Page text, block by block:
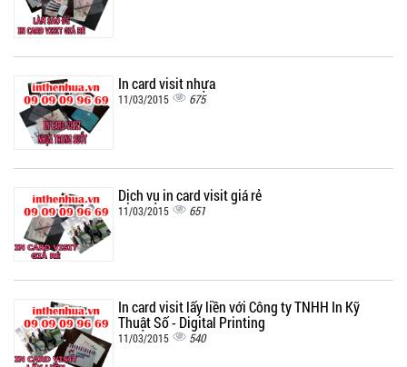
In card visit nhựa
11/03/2015 675
Dịch vụ in card visit giá rẻ
11/03/2015 651
In card visit lấy liền với Công ty TNHH In Kỹ
Thuật Số - Digital Printing
11/03/2015 540